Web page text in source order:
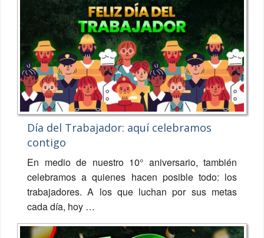
Día del Trabajador: aquí celebramos
contigo
En medio de nuestro 10° aniversario, también
celebramos a quienes hacen posible todo: los
trabajadores. A los que luchan por sus metas
cada día, hoy …